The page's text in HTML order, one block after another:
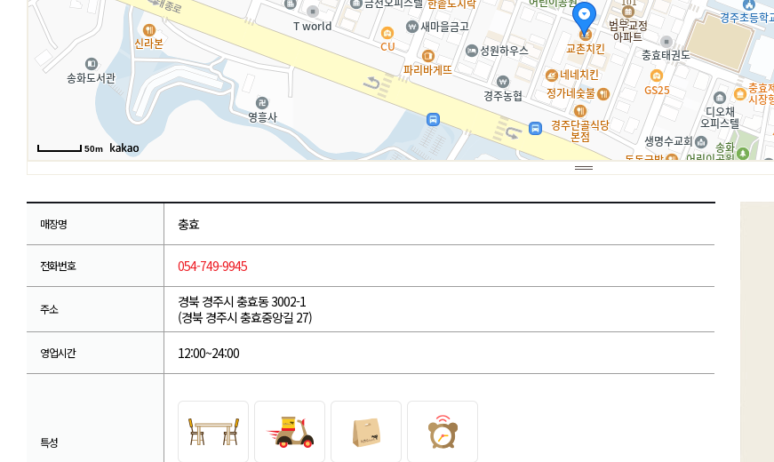
50m
매장명 충효
전화번호 054-749-9945
주소
경북 경주시 충효동 3002-1
(경북 경주시 충효중앙길 27)
영업시간 12:00~24:00
특성